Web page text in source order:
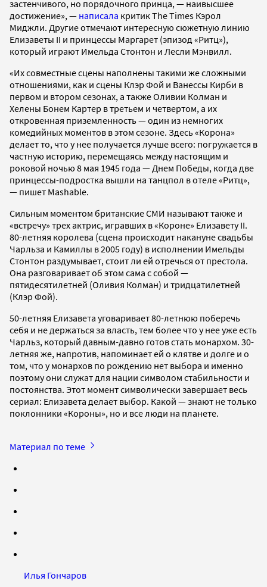
застенчивого, но порядочного принца, — наивысшее
достижение», — написала критик The Times Кэрол
Миджли. Другие отмечают интересную сюжетную линию
Елизаветы II и принцессы Маргарет (эпизод «Ритц»),
который играют Имельда Стонтон и Лесли Мэнвилл.
«Их совместные сцены наполнены такими же сложными
отношениями, как и сцены Клэр Фой и Ванессы Кирби в
первом и втором сезонах, а также Оливии Колман и
Хелены Бонем Картер в третьем и четвертом, а их
откровенная приземленность — один из немногих
комедийных моментов в этом сезоне. Здесь «Корона»
делает то, что у нее получается лучше всего: погружается в
частную историю, перемещаясь между настоящим и
роковой ночью 8 мая 1945 года — Днем Победы, когда две
принцессы-подростка вышли на танцпол в отеле «Ритц»,
— пишет Mashable.
Сильным моментом британские СМИ называют также и
«встречу» трех актрис, игравших в «Короне» Елизавету II.
80-летняя королева (сцена происходит накануне свадьбы
Чарльза и Камиллы в 2005 году) в исполнении Имельды
Стонтон раздумывает, стоит ли ей отречься от престола.
Она разговаривает об этом сама с собой —
пятидесятилетней (Оливия Колман) и тридцатилетней
(Клэр Фой).
50-летняя Елизавета уговаривает 80-летнюю поберечь
себя и не держаться за власть, тем более что у нее уже есть
Чарльз, который давным-давно готов стать монархом. 30-
летняя же, напротив, напоминает ей о клятве и долге и о
том, что у монархов по рождению нет выбора и именно
поэтому они служат для нации символом стабильности и
постоянства. Этот момент символически завершает весь
сериал: Елизавета делает выбор. Какой — знают не только
поклонники «Короны», но и все люди на планете.
Материал по теме
Илья Гончаров